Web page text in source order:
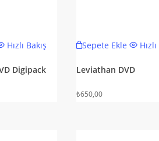
Hızlı Bakış
Digipack
Sepete Ekle
Leviathan DVD
₺650,00